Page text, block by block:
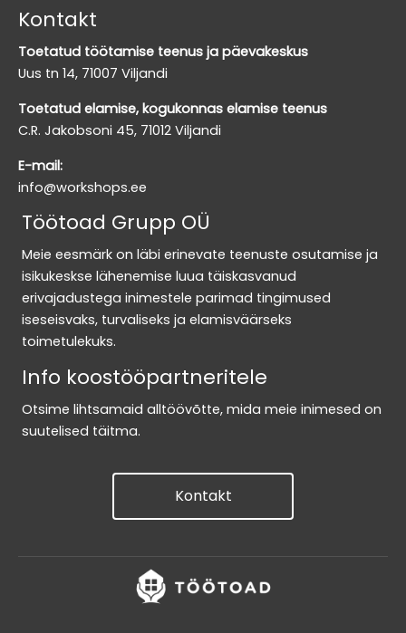
Kontakt
Toetatud töötamise teenus ja päevakeskus
Uus tn 14, 71007 Viljandi
Toetatud elamise, kogukonnas elamise teenus
C.R. Jakobsoni 45, 71012 Viljandi
E-mail:
info@workshops.ee
Töötoad Grupp OÜ
Meie eesmärk on läbi erinevate teenuste osutamise ja
isikukeskse lähenemise luua täiskasvanud
erivajadustega inimestele parimad tingimused
iseseisvaks, turvaliseks ja elamisväärseks
toimetulekuks.
Info koostööpartneritele
Otsime lihtsamaid alltöövõtte, mida meie inimesed on
suutelised täitma.
Kontakt